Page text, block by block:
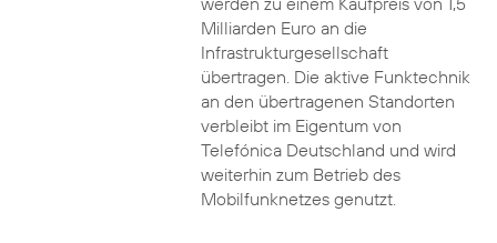
Milliarden Euro an die
Infrastrukturgesellschaft
übertragen. Die aktive Funktechnik
an den übertragenen Standorten
verbleibt im Eigentum von
Telefónica Deutschland und wird
weiterhin zum Betrieb des
Mobilfunknetzes genutzt.